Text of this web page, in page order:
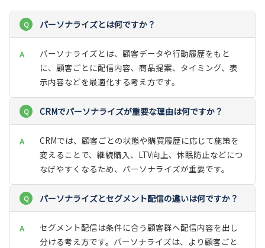
パーソナライズとは何ですか？
パーソナライズとは、顧客データや行動履歴をもと
に、顧客ごとに配信内容、商品提案、タイミング、表
示内容などを最適化する考え方です。
CRMでパーソナライズが重要な理由は何ですか？
CRMでは、顧客ごとの状態や購買履歴に応じて施策を
変えることで、継続購入、LTV向上、休眠防止などにつ
なげやすくなるため、パーソナライズが重要です。
パーソナライズとセグメント配信の違いは何ですか？
セグメント配信は条件に合う顧客群へ配信内容を出し
分ける考え方です。パーソナライズは、より顧客ごと